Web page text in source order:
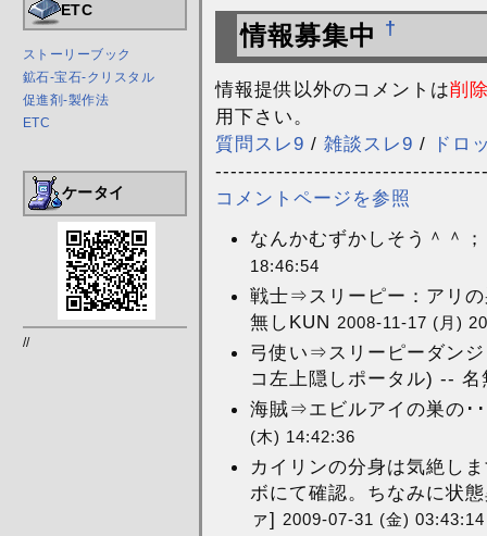
ETC
ストーリーブック
鉱石-宝石-クリスタル
促進剤-製作法
ETC
ケータイ
//
情報募集中 †
情報提供以外のコメントは削
用下さい。
質問スレ9 / 雑談スレ9 /
ドロ
コメントページを参照
なんかむずかしそう＾＾
18:46:54
戦士⇒スリーピー：ア
無しKUN 2008-11-17 (月)
弓使い⇒スリーピーダン
コ左上隠しポータル) --
海賊⇒エビルアイの巣の･
(木) 14:42:36
カイリンの分身は気絶し
ボにて確認。ちなみに状
ァ] 2009-07-31 (金) 03:43:14